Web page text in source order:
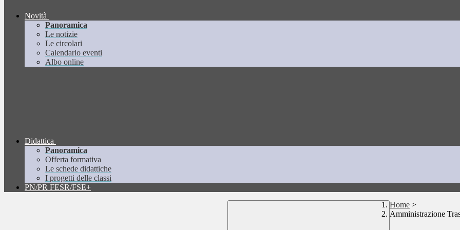
Novità
Panoramica
Le notizie
Le circolari
Calendario eventi
Albo online
Didattica
Panoramica
Offerta formativa
Le schede didattiche
I progetti delle classi
PN/PR FESR/FSE+
Home >
Amministrazione